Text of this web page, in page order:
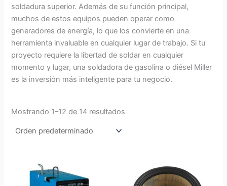
soldadura superior. Además de su función principal,
muchos de estos equipos pueden operar como
generadores de energía, lo que los convierte en una
herramienta invaluable en cualquier lugar de trabajo. Si tu
proyecto requiere la libertad de soldar en cualquier
momento y lugar, una soldadora de gasolina o diésel Miller
es la inversión más inteligente para tu negocio.
Mostrando 1–12 de 14 resultados